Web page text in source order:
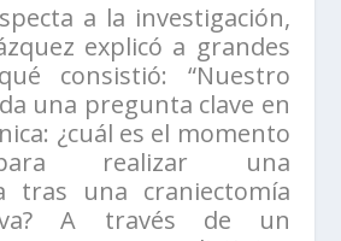
a la investigación,
explicó a grandes
consistió: “Nuestro
una pregunta clave en
¿cuál es el momento
realizar una
tras una craniectomía
A través de un